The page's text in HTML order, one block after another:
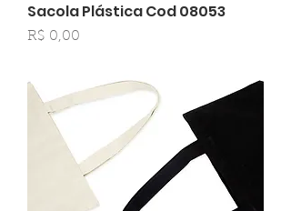
Sacola Plástica Cod 08053
Preço
R$ 0,00